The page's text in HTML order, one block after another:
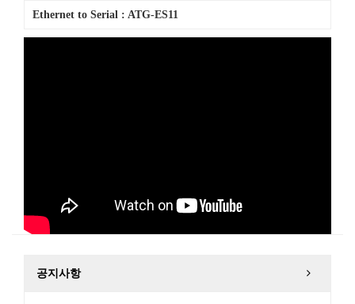
Ethernet to Serial : ATG-ES11
공지사항